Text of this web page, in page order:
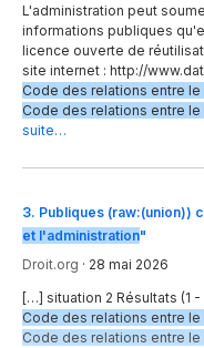
L'administration peut
informations publiques
licence ouverte de
site internet : http://
Code des relations entre
Code des relations entre
suite…
3. Publiques (raw:(union))
et l'administration"
Droit.org · 28 mai 2026
[…] situation 2 Résultats (1
Code des relations entre
Code des relations entre